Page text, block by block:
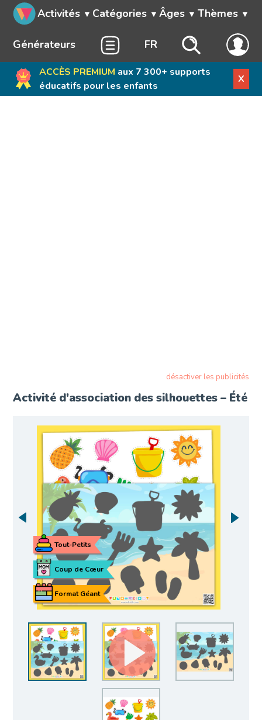
Activités Catégories Âges Thèmes
Générateurs FR
ACCÈS PREMIUM aux 7 300+ supports
éducatifs pour les enfants
X
désactiver les publicités
Activité d'association des silhouettes – Été
Format Géant
Coup de Cœur
Tout-Petits